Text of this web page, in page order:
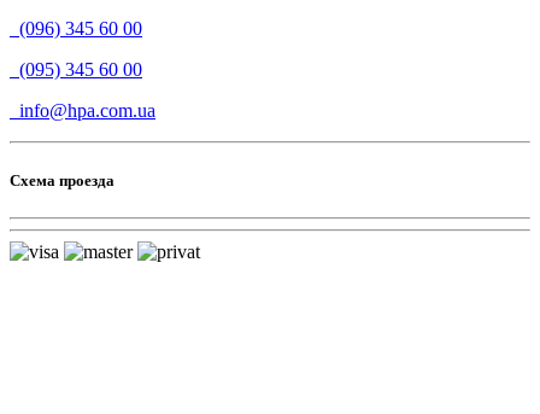
(096) 345 60 00
(095) 345 60 00
info@hpa.com.ua
Схема проезда